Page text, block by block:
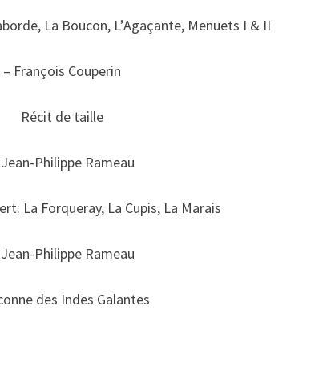
La Boucon, L’Agaçante, Menuets I & II
– François Couperin
Récit de taille
Philippe Rameau
La Forqueray, La Cupis, La Marais
Philippe Rameau
des Indes Galantes